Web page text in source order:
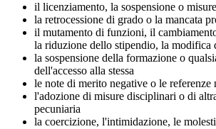
il licenziamento, la sospensione o
la retrocessione di grado o la mancata
il mutamento di funzioni, il
la riduzione dello stipendio, la modifica
la sospensione della formazione o
dell'accesso alla stessa
le note di merito negative o le referenze
l'adozione di misure disciplinari o di
pecuniaria
la coercizione, l'intimidazione, le